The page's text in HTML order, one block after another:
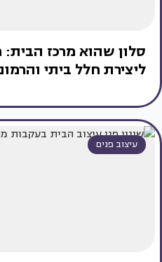
סלון שהוא מרכז הבית:
ליצירת חלל ביתי
עיצוב פנים